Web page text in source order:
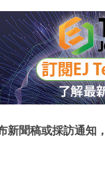
新聞稿或採訪通知，